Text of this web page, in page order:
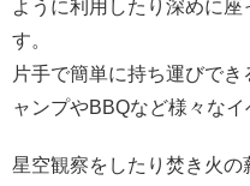
ように利用したり深めに
す。
片手で簡単に持ち運びで
ャンプやBBQなど様々な
星空観察をしたり焚き火